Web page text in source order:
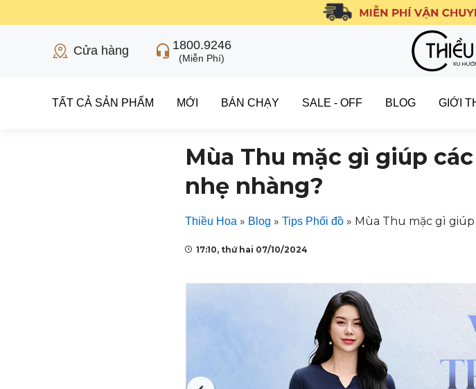
Cửa hàng 1800.9246
(Miễn Phí)
TẤT CẢ SẢN PHẨM MỚI BÁN CHẠY SALE - OFF BLOG GIỚI
Mùa Thu mặc gì giúp
nhẹ nhàng?
Thiều Hoa » Blog » Tips Phối đồ » Mùa Thu mặc gì
17:10, thứ hai 07/10/2024